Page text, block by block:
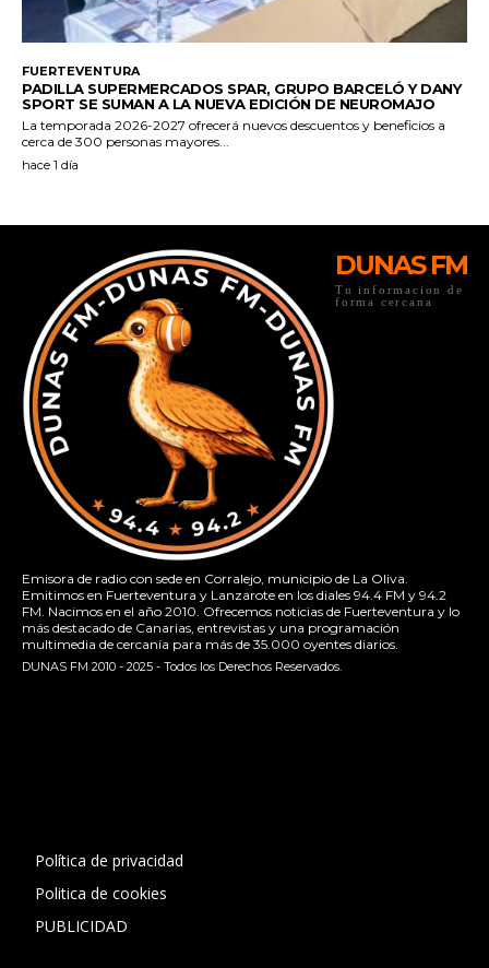
DUNAS FM
Tu informacion de
forma cercana
Emisora de radio con sede en Corralejo, municipio de La Oliva.
Emitimos en Fuerteventura y Lanzarote en los diales 94.4 FM y 94.2
FM. Nacimos en el año 2010. Ofrecemos noticias de Fuerteventura y lo
más destacado de Canarias, entrevistas y una programación
multimedia de cercanía para más de 35.000 oyentes diarios.
DUNAS FM 2010 - 2025 - Todos los Derechos Reservados.
Política de privacidad
Politica de cookies
PUBLICIDAD